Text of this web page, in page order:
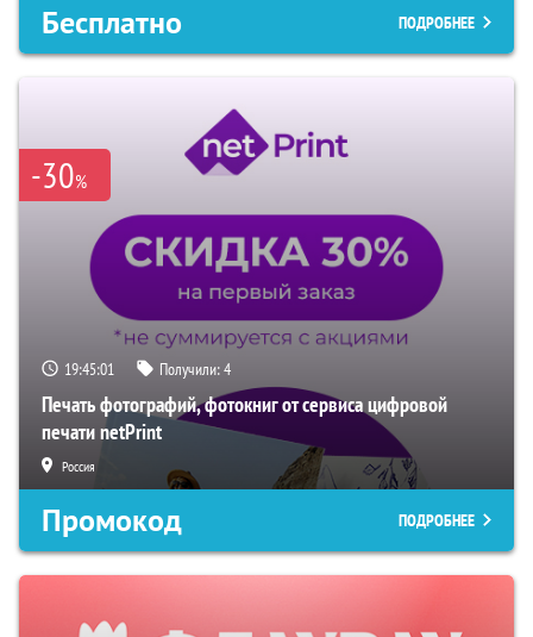
Бесплатно ПОДРОБНЕЕ
-30%
19:45:00 Получили:4
Печать фотографий, фотокниг от сервиса цифровой
печати netPrint
Россия
Промокод ПОДРОБНЕЕ